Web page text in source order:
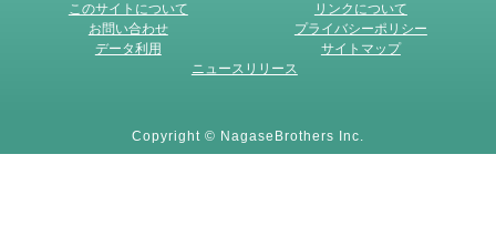
このサイトについて
リンクについて
お問い合わせ
プライバシーポリシー
データ利用
サイトマップ
ニュースリリース
Copyright © NagaseBrothers Inc.